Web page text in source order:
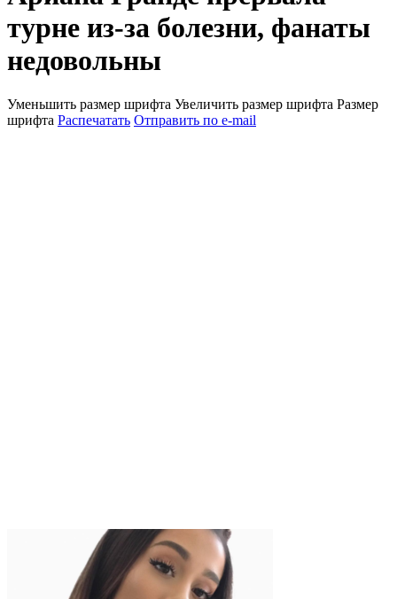
турне из-за болезни, фанаты
недовольны
Уменьшить размер шрифта Увеличить размер шрифта Размер
шрифта Распечатать Отправить по e-mail